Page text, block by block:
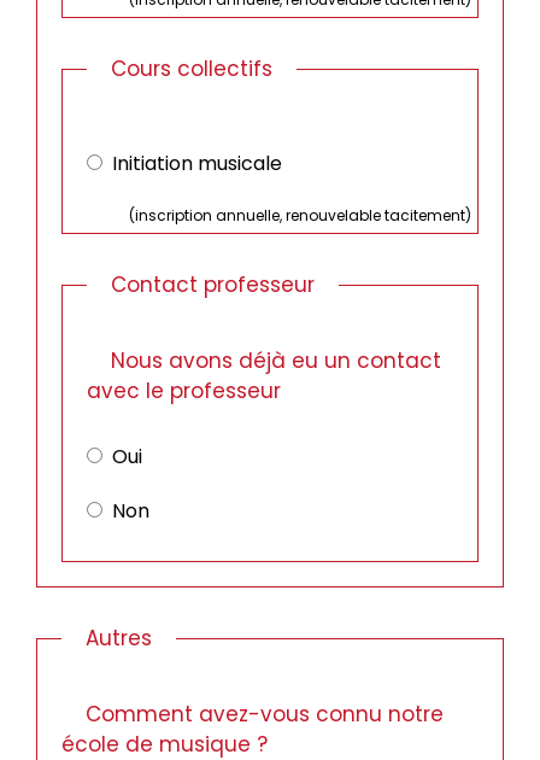
Cours collectifs
collectifs
Initiation musicale
(inscription annuelle, renouvelable tacitement)
Contact professeur
Nous avons déjà eu un contact
avec le professeur
Oui
Non
Autres
Comment avez-vous connu notre
école de musique ?